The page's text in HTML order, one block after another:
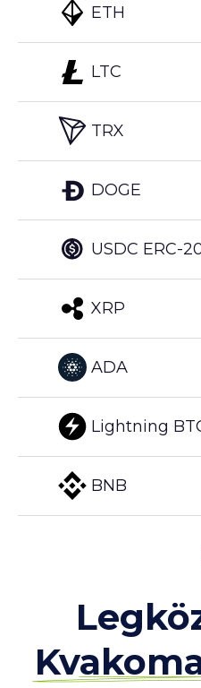
ETH
LTC
TRX
DOGE
USDC ERC-
XRP
ADA
Lightning
BNB